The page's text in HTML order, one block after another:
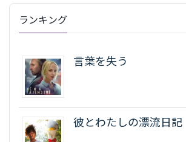
ランキング
言葉を失う
彼とわたしの漂流日記